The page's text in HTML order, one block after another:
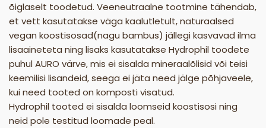
õiglaselt toodetud. Veeneutraalne tootmine tähendab,
et vett kasutatakse väga kaalutletult, naturaalsed
vegan koostisosad(nagu bambus) jällegi kasvavad ilma
lisaaineteta ning lisaks kasutatakse Hydrophil toodete
puhul AURO värve, mis ei sisalda mineraalõlisid või teisi
keemilisi lisandeid, seega ei jäta need jälge põhjaveele,
kui need tooted on komposti visatud.
Hydrophil tooted ei sisalda loomseid koostisosi ning
neid pole testitud loomade peal.